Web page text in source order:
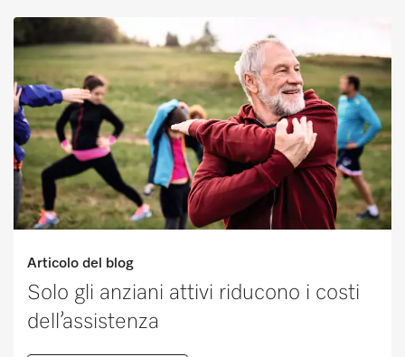
Articolo del blog
Solo gli anziani attivi riducono i costi
dell’assistenza